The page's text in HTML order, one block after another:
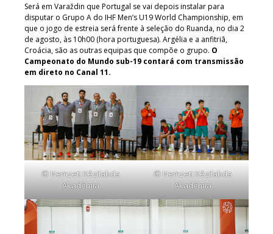
Será em Varaždin que Portugal se vai depois instalar para
disputar o Grupo A do IHF Men’s U19 World Championship, em
que o jogo de estreia será frente à seleção do Ruanda, no dia 2
de agosto, às 10h00 (hora portuguesa). Argélia e a anfitriã,
Croácia, são as outras equipas que compõe o grupo. O
Campeonato do Mundo sub-19 contará com transmissão
em direto no Canal 11.
© Nemzeti Kézilabda
Akadémia
© Nemzeti Kézilabda
Akadémia